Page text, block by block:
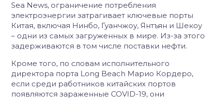
Sea News, ограничение потребления
электроэнергии затрагивает ключевые порты
Китая, включая Нинбо, Гуанчжоу, Янтъян и Шекоу
– одни из самых загруженных в мире. Из-за этого
задерживаются в том числе поставки нефти.
Кроме того, по словам исполнительного
директора порта Long Beach Марио Кордеро,
если среди работников китайских портов
появляются зараженные COVID-19, они